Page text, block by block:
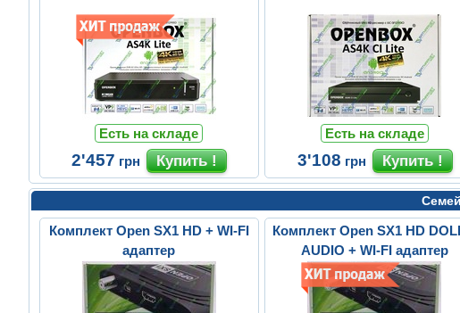
Есть на складе
2'457 грн
Есть на складе
3'108 грн
Комплект Open SX1 HD + WI-FI
адаптер
Комплект Open SX1 HD
AUDIO + WI-FI адаптер